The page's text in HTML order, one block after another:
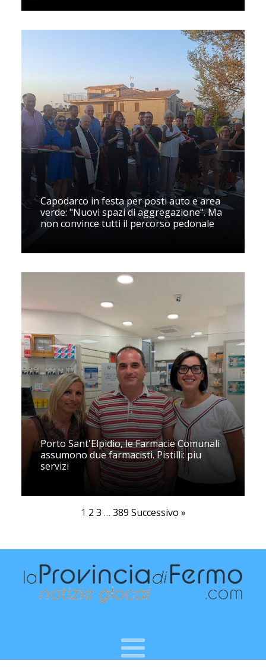
Capodarco in festa per posti auto e area
verde: "Nuovi spazi di aggregazione". Ma
non convince tutti il percorso pedonale
Porto Sant'Elpidio, le Farmacie Comunali
assumono due farmacisti. Pistilli: piu
servizi
1 2 3 … 389 Successivo »